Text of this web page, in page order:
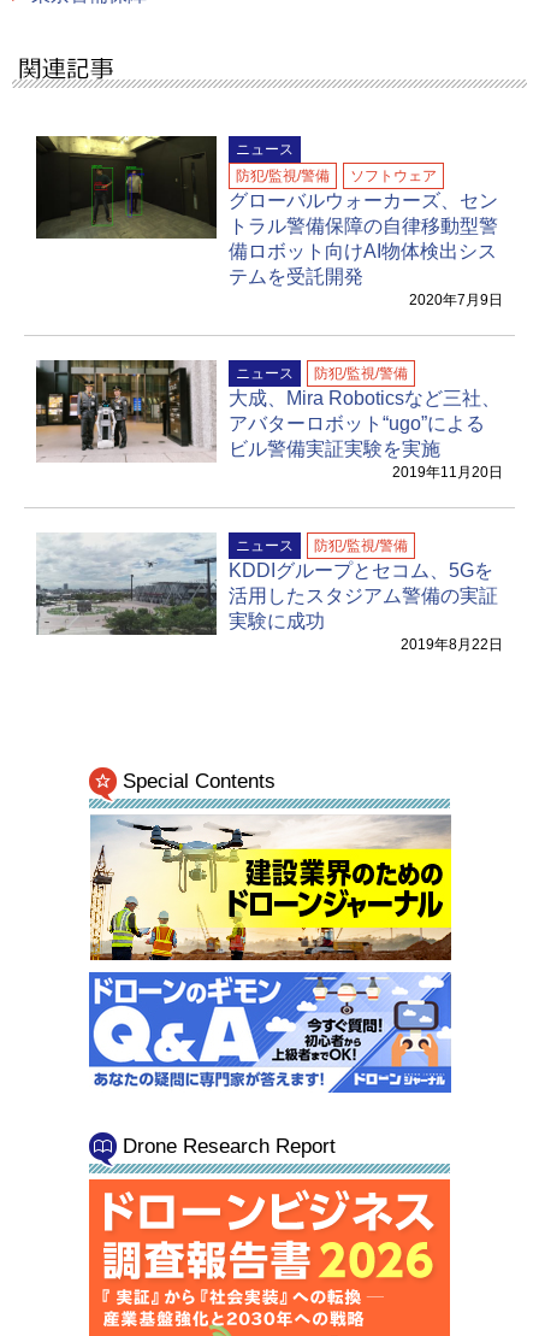
ニュース
防犯/監視/警備
ソフトウェア
グローバルウォーカーズ、セン
トラル警備保障の自律移動型警
備ロボット向けAI物体検出シス
テムを受託開発
2020年7月9日
ニュース 防犯/監視/警備
大成、Mira Roboticsなど三社、
アバターロボット“ugo”による
ビル警備実証実験を実施
2019年11月20日
ニュース 防犯/監視/警備
KDDIグループとセコム、5Gを
活用したスタジアム警備の実証
実験に成功
2019年8月22日
Special Contents
Drone Research Report